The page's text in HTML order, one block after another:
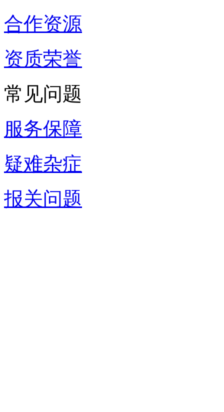
合作资源
资质荣誉
常见问题
服务保障
疑难杂症
报关问题